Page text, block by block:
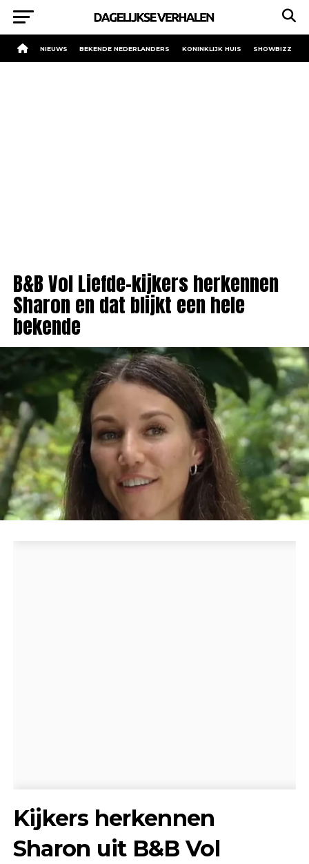
NIEUWS BEKENDE NEDERLANDERS KONINKLIJK HUIS SHOWBIZZ
B&B Vol Liefde-kijkers herkennen
Sharon en dat blijkt een hele
bekende
Kijkers herkennen
Sharon uit B&B Vol